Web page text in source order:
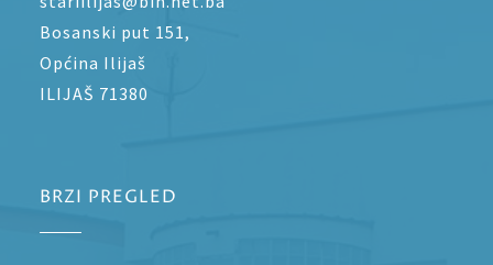
Bosanski put 151,
Općina Ilijaš
ILIJAŠ 71380
BRZI PREGLED